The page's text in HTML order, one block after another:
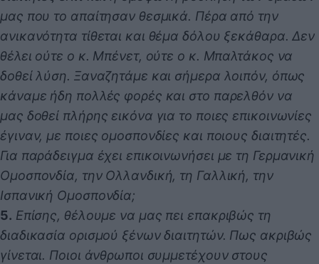
μας που το απαίτησαν θεσμικά. Πέρα από την
ανικανότητα τίθεται και θέμα δόλου ξεκάθαρα. Δεν
θέλει ούτε ο κ. Μπένετ, ούτε ο κ. Μπαλτάκος να
δοθεί λύση. Ξαναζητάμε και σήμερα λοιπόν, όπως
κάναμε ήδη πολλές φορές και στο παρελθόν να
μας δοθεί πλήρης εικόνα για το ποιες επικοινωνίες
έγιναν, με ποιες ομοσπονδίες και ποιους διαιτητές.
Για παράδειγμα έχει επικοινωνήσει με τη Γερμανική
Ομοσπονδία, την Ολλανδική, τη Γαλλική, την
Ισπανική Ομοσπονδία;
5. Επίσης, θέλουμε να μας πει επακριβώς τη
διαδικασία ορισμού ξένων διαιτητών. Πως ακριβώς
γίνεται. Ποιοι άνθρωποι συμμετέχουν στους